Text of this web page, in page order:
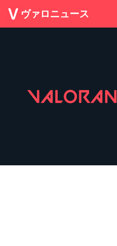
ヴァロニュース